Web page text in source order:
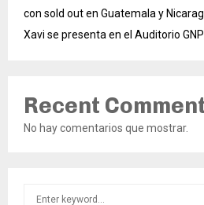
con sold out en Guatemala y
Xavi se presenta en el Auditorio
Recent
No hay comentarios que mostrar.